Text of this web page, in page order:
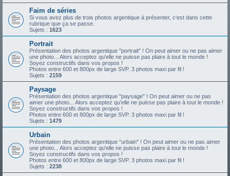
Faim de séries
Si vous avez plus de trois photos argentique à présenter, c'est dans cette
rubrique que ça se passe.
Sujets : 1623
Portrait
Présentation des photos argentique "portrait" ! On peut aimer ou ne pas aimer
une photo... Alors acceptez qu'elle ne puisse pas plaire à tout le monde !
Soyez constructifs dans vos propos !
Photos entre 600 et 800px de large SVP. 3 photos maxi par fil !
Sujets : 2159
Paysage
Présentation des photos argentique "paysage" ! On peut aimer ou ne pas
aimer une photo... Alors acceptez qu'elle ne puisse pas plaire à tout le monde !
Soyez constructifs dans vos propos !
Photos entre 600 et 800px de large SVP. 3 photos maxi par fil !
Sujets : 1479
Urbain
Présentation des photos argentique "urbain" ! On peut aimer ou ne pas aimer
une photo... Alors acceptez qu'elle ne puisse pas plaire à tout le monde !
Soyez constructifs dans vos propos !
Photos entre 600 et 800px de large SVP. 3 photos maxi par fil !
Sujets : 2238